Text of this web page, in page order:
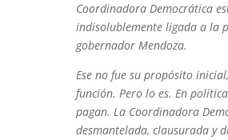
Coordinadora Democrática
indisolublemente ligada a la
gobernador Mendoza.
Ese no fue su propósito
función. Pero lo es. En
pagan. La Coordinadora
desmantelada, clausurada y